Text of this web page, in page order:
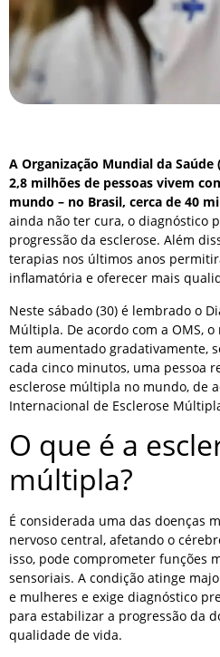
A Organização Mundial da
2,8 milhões de pessoas vivem
mundo – no Brasil, cerca de 40
ainda não ter cura, o diagnóstico
progressão da esclerose. Além
terapias nos últimos anos
inflamatória e oferecer mais
Neste sábado (30) é lembrado o
Múltipla. De acordo com a OMS,
tem aumentado gradativamente,
cada cinco minutos, uma pessoa
esclerose múltipla no mundo, de
Internacional de Esclerose
O que é a
múltipla?
É considerada uma das doenças
nervoso central, afetando o
isso, pode comprometer funções
sensoriais. A condição atinge
e mulheres e exige diagnóstico
para estabilizar a progressão da
qualidade de vida.